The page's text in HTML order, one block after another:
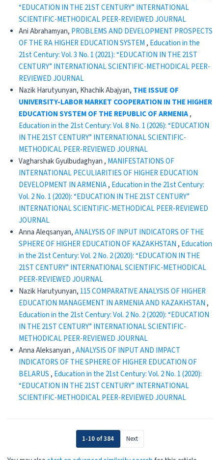
“EDUCATION IN THE 21ST CENTURY” INTERNATIONAL
SCIENTIFIC-METHODICAL PEER-REVIEWED JOURNAL
Ani Abrahamyan, PROBLEMS AND DEVELOPMENT PROSPECTS
OF THE RA HIGHER EDUCATION SYSTEM , Education in the
21st Century: Vol. 3 No. 1 (2021): “EDUCATION IN THE 21ST
CENTURY” INTERNATIONAL SCIENTIFIC-METHODICAL PEER-
REVIEWED JOURNAL
Nazik Harutyunyan, Khachik Abajyan, THE ISSUE OF
UNIVERSITY-LABOR MARKET COOPERATION IN THE HIGHER
EDUCATION SYSTEM OF THE REPUBLIC OF ARMENIA ,
Education in the 21st Century: Vol. 8 No. 1 (2026): “EDUCATION
IN THE 21ST CENTURY” INTERNATIONAL SCIENTIFIC-
METHODICAL PEER-REVIEWED JOURNAL
Vagharshak Gyulbudaghyan , MANIFESTATIONS OF
INTERNATIONAL PECULIARITIES OF HIGHER EDUCATION
DEVELOPMENT IN ARMENIA, Education in the 21st Century:
Vol. 2 No. 1 (2020): “EDUCATION IN THE 21ST CENTURY”
INTERNATIONAL SCIENTIFIC-METHODICAL PEER-REVIEWED
JOURNAL
Anna Aleqsanyan,ANALYSIS OF INPUT INDICATORS OF THE
SPHERE OF HIGHER EDUCATION OF KAZAKHSTAN , Education
in the 21st Century: Vol. 2 No. 2 (2020): “EDUCATION IN THE
21ST CENTURY” INTERNATIONAL SCIENTIFIC-METHODICAL
PEER-REVIEWED JOURNAL
Nazik Harutyunyan, 115 COMPARATIVE ANALYSIS OF HIGHER
EDUCATION MANAGEMENT IN ARMENIA AND КАZAKHSTAN ,
Education in the 21st Century: Vol. 2 No. 2 (2020): “EDUCATION
IN THE 21ST CENTURY” INTERNATIONAL SCIENTIFIC-
METHODICAL PEER-REVIEWED JOURNAL
Anna Aleksanyan ,ANALYSIS OF INPUT AND IMPACT
INDICATORS OF THE SPHERE OF HIGHER EDUCATION OF
BELARUS , Education in the 21st Century: Vol. 2 No. 1 (2020):
“EDUCATION IN THE 21ST CENTURY” INTERNATIONAL
SCIENTIFIC-METHODICAL PEER-REVIEWED JOURNAL
1-10 of 384 Next